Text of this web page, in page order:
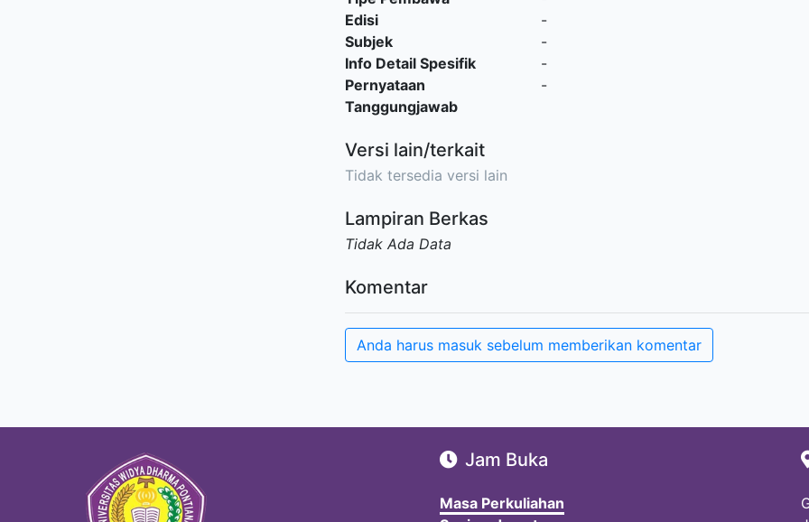
Edisi
-
Subjek
-
Info Detail Spesifik
-
Pernyataan
Tanggungjawab
-
Versi lain/terkait
Tidak tersedia versi lain
Lampiran Berkas
Tidak Ada Data
Komentar
Anda harus masuk sebelum memberikan komentar
Jam Buka
Masa Perkuliahan